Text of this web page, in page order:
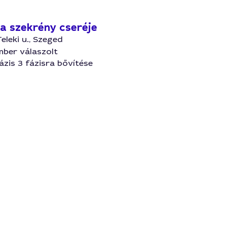
szekrény cseréje
u., Szeged
válaszolt
3 fázisra bővítése